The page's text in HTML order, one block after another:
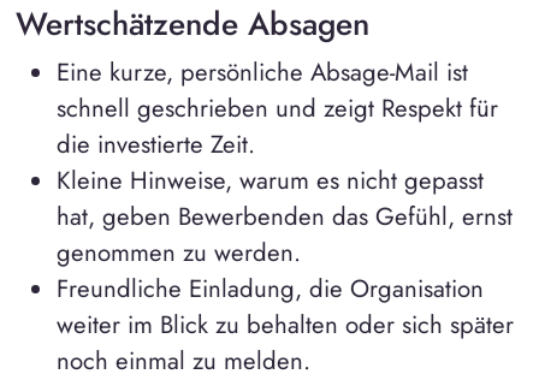
Wertschätzende Absagen
Eine kurze, persönliche Absage-Mail ist
schnell geschrieben und zeigt Respekt für
die investierte Zeit.
Kleine Hinweise, warum es nicht gepasst
hat, geben Bewerbenden das Gefühl, ernst
genommen zu werden.
Freundliche Einladung, die Organisation
weiter im Blick zu behalten oder sich später
noch einmal zu melden.